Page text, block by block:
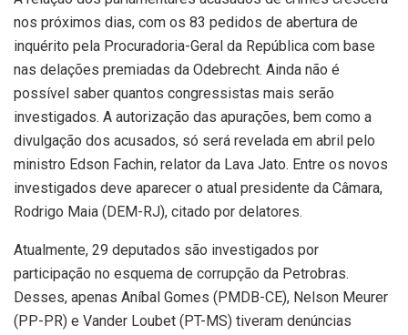
nos próximos dias, com os 83 pedidos de abertura de
inquérito pela Procuradoria-Geral da República com base
nas delações premiadas da Odebrecht. Ainda não é
possível saber quantos congressistas mais serão
investigados. A autorização das apurações, bem como a
divulgação dos acusados, só será revelada em abril pelo
ministro Edson Fachin, relator da Lava Jato. Entre os novos
investigados deve aparecer o atual presidente da Câmara,
Rodrigo Maia (DEM-RJ), citado por delatores.
Atualmente, 29 deputados são investigados por
participação no esquema de corrupção da Petrobras.
Desses, apenas Aníbal Gomes (PMDB-CE), Nelson Meurer
(PP-PR) e Vander Loubet (PT-MS) tiveram denúncias